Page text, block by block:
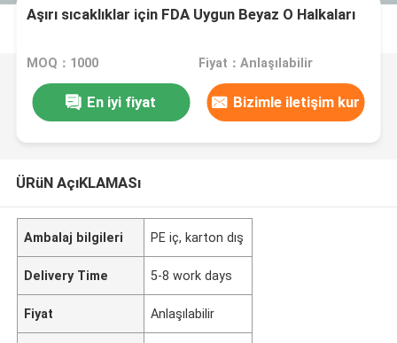
Aşırı sıcaklıklar için FDA Uygun Beyaz O Halkaları
MOQ：1000 Fiyat：Anlaşılabilir
En iyi fiyat Bizimle iletişim kur
ÜRüN AçıKLAMASı
Ambalaj bilgileri PE iç, karton dış
Delivery Time 5-8 work days
Fiyat Anlaşılabilir